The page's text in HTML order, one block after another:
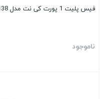
فیس پلیت 1 پورت کی نت مدل K-net KP-N1138
ناموجود